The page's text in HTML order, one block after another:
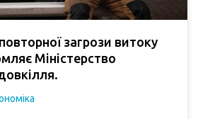
загрози витоку
Міністерство